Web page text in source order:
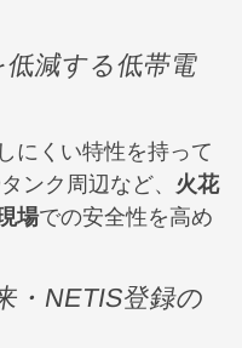
減する低帯電
にくい特性を持って
ンク周辺など、
火花
場での安全性を高め
・NETIS登録の